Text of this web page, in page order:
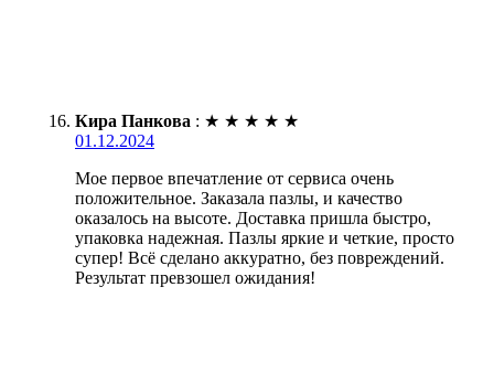
Кира Панкова : ★ ★ ★ ★ ★
01.12.2024
Мое первое впечатление от сервиса очень
положительное. Заказала пазлы, и качество
оказалось на высоте. Доставка пришла быстро,
упаковка надежная. Пазлы яркие и четкие, просто
супер! Всё сделано аккуратно, без повреждений.
Результат превзошел ожидания!